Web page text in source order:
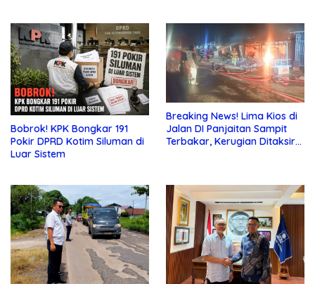
Bobrok! KPK Bongkar 191
Pokir DPRD Kotim Siluman di
Luar Sistem
Breaking News! Lima Kios di
Jalan DI Panjaitan Sampit
Terbakar, Kerugian Ditaksir